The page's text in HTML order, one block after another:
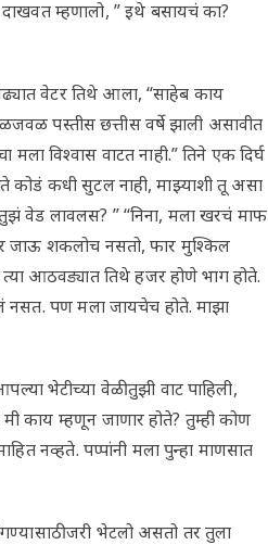
म्हणालो, ” इथे बसायचं का?
वेटर तिथे आला, “साहेब काय
पस्तीस छत्तीस वर्षे झाली असावीत
विश्वास वाटत नाही.” तिने एक दिर्घ
कोडं कधी सुटल नाही, माझ्याशी तू असा
वेड लावलस? ” “निना, मला खरचं माफ
जाऊ शकलोच नसतो, फार मुश्किल
त्या आठवड्यात तिथे हजर होणे भाग होते.
नसत. पण मला जायचेच होते. माझा
भेटीच्या वेळी तुझी वाट पाहिली,
काय म्हणून जाणार होते? तुम्ही कोण
नव्हते. पप्पांनी मला पुन्हा माणसात
जरी भेटलो असतो तर तुला